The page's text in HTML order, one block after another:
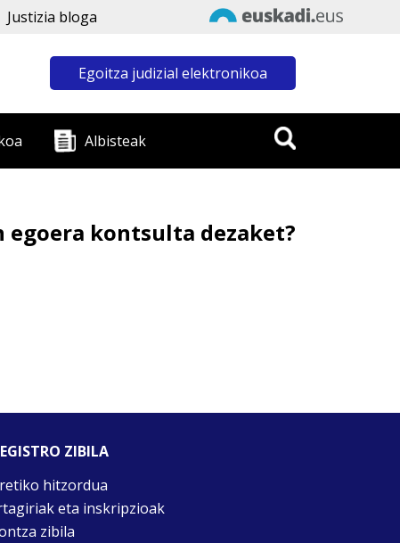
Justizia bloga
Egoitza judizial elektronikoa
Albisteak
egoera kontsulta dezaket?
ZIBILA
hitzordua
eta inskripzioak
zibila